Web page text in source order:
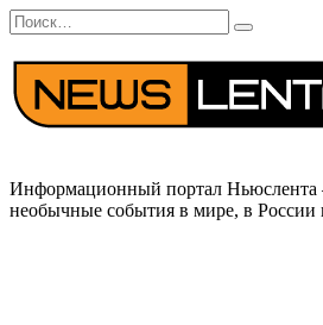
Перейти
к
содержанию
Search
for:
Информационный портал
необычные события в мире, в России